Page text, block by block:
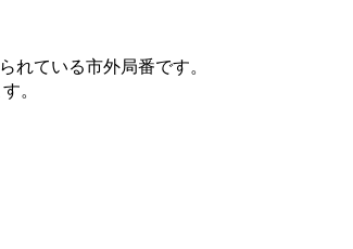
れている市外局番です。
。